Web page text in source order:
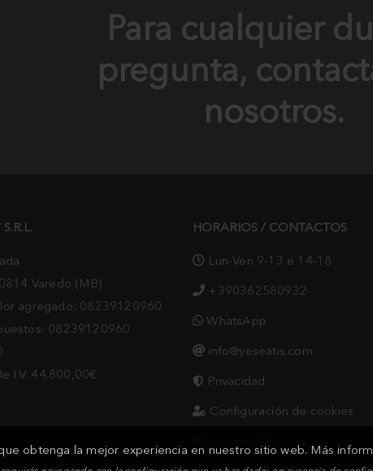
Para cualquier
pregunta,
nosotros.
Varedo (MB)
agregado: 08239120960
08239120960
I.V. 44.800,00€
HORARIOS / CONTACTOS
Lun-Ven 9-13 e 14-18
+390362580932
WhatsApp
info@yeseatis.com
Privacidad
Configuración de cookies
obtenga la mejor experiencia en nuestro sitio web. Más